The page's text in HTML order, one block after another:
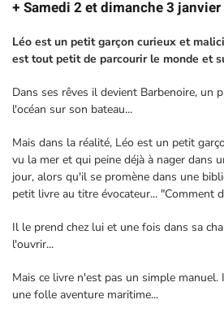
+ Samedi 2 et dimanche 3 janvier
Léo est un petit garçon curieux et
est tout petit de parcourir le monde et
Dans ses rêves il devient Barbenoire, un
l'océan sur son bateau...
Mais dans la réalité, Léo est un petit
vu la mer et qui peine déjà à nager dans
jour, alors qu'il se promène dans une
petit livre au titre évocateur... "Comment
Il le prend chez lui et une fois dans sa
l'ouvrir...
Mais ce livre n'est pas un simple manuel.
une folle aventure maritime...